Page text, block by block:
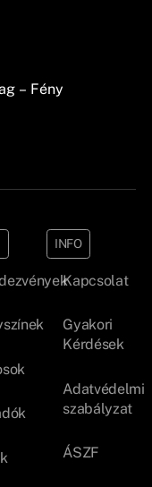
– Fény
INFO
Kapcsolat
Gyakori
Kérdések
Adatvédelmi
szabályzat
ÁSZF